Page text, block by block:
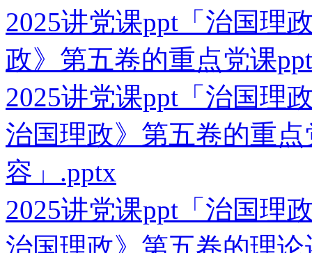
2025讲党课ppt「治国理
政》第五卷的重点党课
2025讲党课ppt「治国理
治国理政》第五卷的重
容」.pptx
2025讲党课ppt「治国理
治国理政》第五卷的理